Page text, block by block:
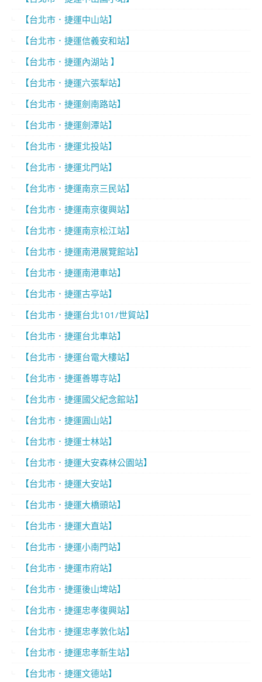
【台北市．捷運中山站】
【台北市．捷運信義安和站】
【台北市．捷運內湖站 】
【台北市．捷運六張犁站】
【台北市．捷運劍南路站】
【台北市．捷運劍潭站】
【台北市．捷運北投站】
【台北市．捷運北門站】
【台北市．捷運南京三民站】
【台北市．捷運南京復興站】
【台北市．捷運南京松江站】
【台北市．捷運南港展覽館站】
【台北市．捷運南港車站】
【台北市．捷運古亭站】
【台北市．捷運台北101/世貿站】
【台北市．捷運台北車站】
【台北市．捷運台電大樓站】
【台北市．捷運善導寺站】
【台北市．捷運國父紀念館站】
【台北市．捷運圓山站】
【台北市．捷運士林站】
【台北市．捷運大安森林公園站】
【台北市．捷運大安站】
【台北市．捷運大橋頭站】
【台北市．捷運大直站】
【台北市．捷運小南門站】
【台北市．捷運市府站】
【台北市．捷運後山埤站】
【台北市．捷運忠孝復興站】
【台北市．捷運忠孝敦化站】
【台北市．捷運忠孝新生站】
【台北市．捷運文德站】